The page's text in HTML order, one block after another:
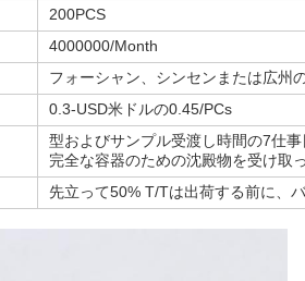
200PCS
4000000/Month
フォーシャン、シンセンまたは広州
0.3-USD米ドルの0.45/PCs
型およびサンプル受渡し時間の7仕事
完全な容器のための沈殿物を受け取
先立って50% T/Tは出荷する前に、